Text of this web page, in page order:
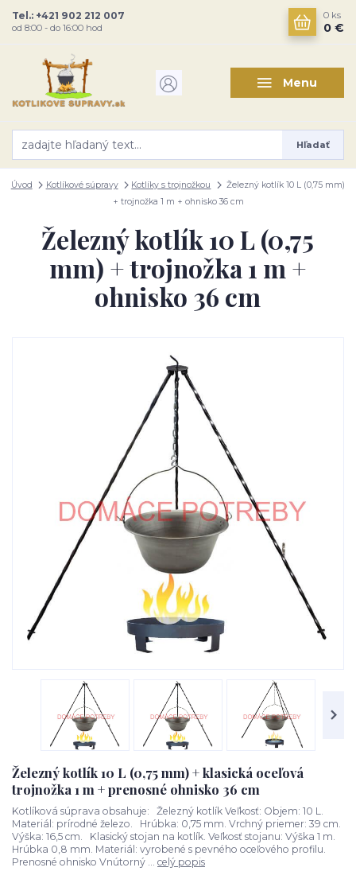
Menu
Hľadať
Tel.: +421 902 212 007
od 8:00 - do 16:00 hod
0 ks
0 €
Úvod Kotlíkové súpravy Kotlíky s trojnožkou
Železný kotlík 10 L (0,75 mm)
+ trojnožka 1 m + ohnisko 36 cm
Železný kotlík 10 L (0,75
mm) + trojnožka 1 m +
ohnisko 36 cm
Železný kotlík 10 L (0,75 mm) + klasická oceľová
trojnožka 1 m + prenosné ohnisko 36 cm
Kotlíková súprava obsahuje: Železný kotlík Veľkosť: Objem: 10 L.
Materiál: prírodné železo. Hrúbka: 0,75 mm. Vrchný priemer: 39 cm.
Výška: 16,5 cm. Klasický stojan na kotlík. Veľkosť stojanu: Výška 1 m.
Hrúbka 0,8 mm. Materiál: vyrobené s pevného oceľového profilu.
Prenosné ohnisko Vnútorný ... celý popis